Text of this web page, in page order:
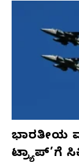
ಭಾರತೀಯ
ಟ್ರ್ಯಾಪ್’ಗೆ